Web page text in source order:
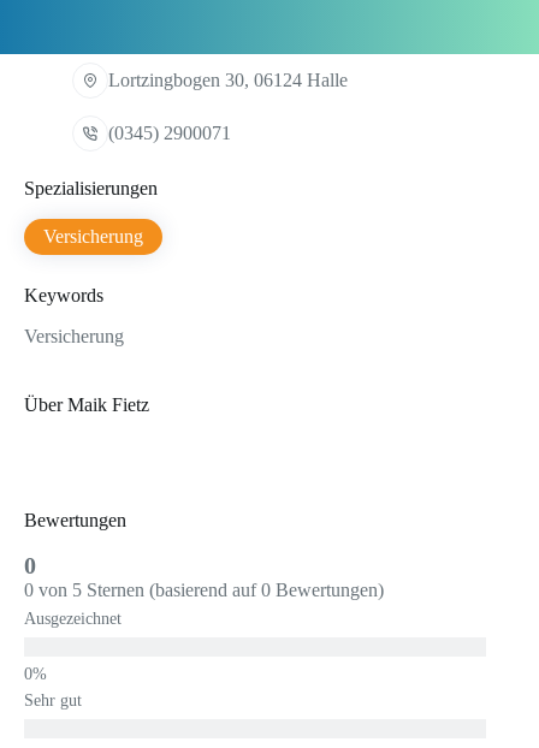
Lortzingbogen 30, 06124 Halle
(0345) 2900071
Spezialisierungen
Versicherung
Keywords
Versicherung
Über Maik Fietz
Bewertungen
0
0 von 5 Sternen (basierend auf 0 Bewertungen)
Ausgezeichnet
Sehr gut